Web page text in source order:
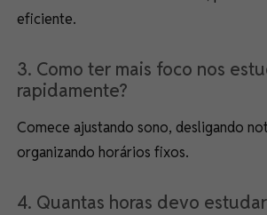
eficiente.
3. Como ter mais foco nos
rapidamente?
Comece ajustando sono, desligando
organizando horários fixos.
4. Quantas horas devo